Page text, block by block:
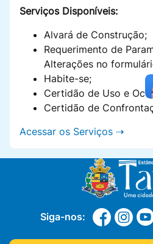
Serviços Disponíveis:
Alvará de Construção;
Requerimento de
Alterações no
Habite-se;
Certidão de Uso e
Certidão de
Acessar os Serviços ⇢
Siga-nos: